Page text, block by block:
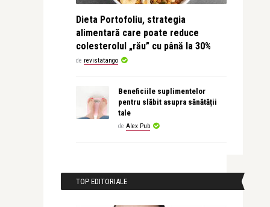
Dieta Portofoliu, strategia
alimentară care poate reduce
colesterolul „rău” cu până la 30%
de revistatango
Beneficiile suplimentelor
pentru slăbit asupra sănătății
tale
de Alex Pub
TOP EDITORIALE